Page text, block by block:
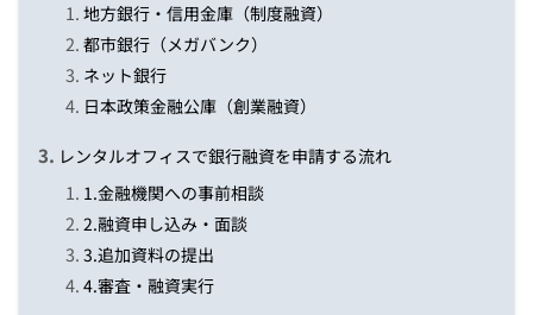
地方銀行・信用金庫（制度融資）
都市銀行（メガバンク）
ネット銀行
日本政策金融公庫（創業融資）
レンタルオフィスで銀行融資を申請する流れ
1.金融機関への事前相談
2.融資申し込み・面談
3.追加資料の提出
4.審査・融資実行